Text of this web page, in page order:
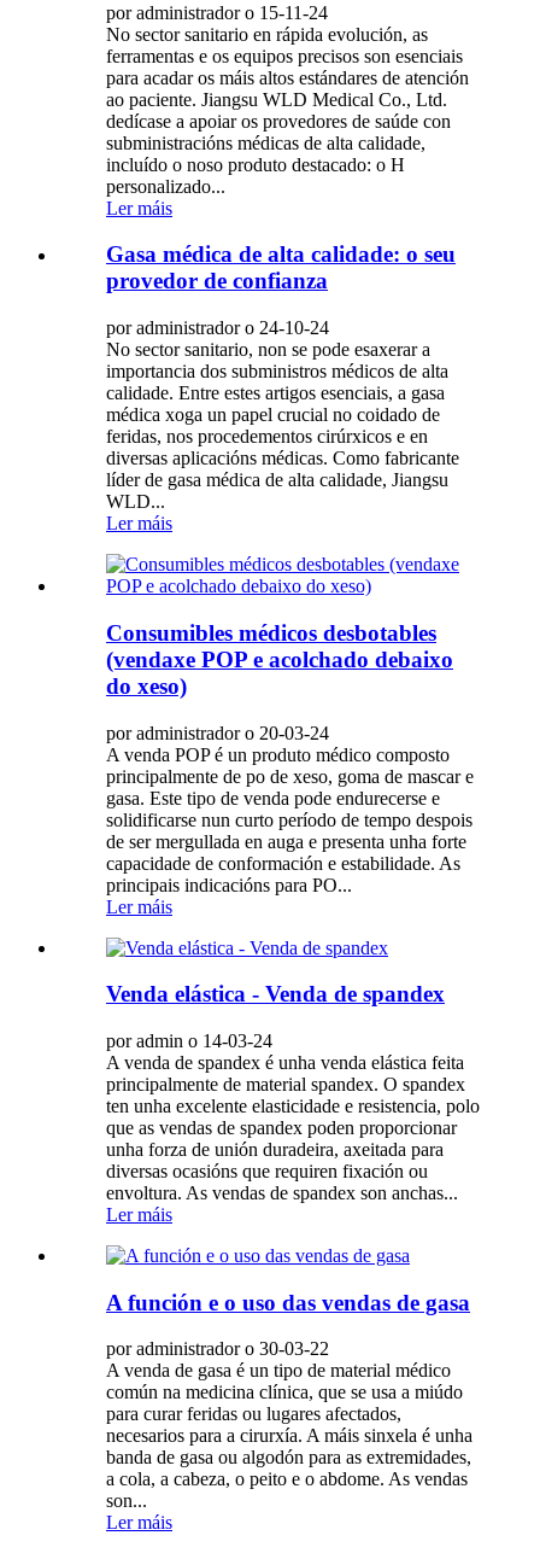
por administrador o 15-11-24
No sector sanitario en rápida evolución, as
ferramentas e os equipos precisos son esenciais
para acadar os máis altos estándares de atención
ao paciente. Jiangsu WLD Medical Co., Ltd.
dedícase a apoiar os provedores de saúde con
subministracións médicas de alta calidade,
incluído o noso produto destacado: o H
personalizado...
Ler máis
Gasa médica de alta calidade: o seu
provedor de confianza
por administrador o 24-10-24
No sector sanitario, non se pode esaxerar a
importancia dos subministros médicos de alta
calidade. Entre estes artigos esenciais, a gasa
médica xoga un papel crucial no coidado de
feridas, nos procedementos cirúrxicos e en
diversas aplicacións médicas. Como fabricante
líder de gasa médica de alta calidade, Jiangsu
WLD...
Ler máis
Consumibles médicos desbotables
(vendaxe POP e acolchado debaixo
do xeso)
por administrador o 20-03-24
A venda POP é un produto médico composto
principalmente de po de xeso, goma de mascar e
gasa. Este tipo de venda pode endurecerse e
solidificarse nun curto período de tempo despois
de ser mergullada en auga e presenta unha forte
capacidade de conformación e estabilidade. As
principais indicacións para PO...
Ler máis
Venda elástica - Venda de spandex
por admin o 14-03-24
A venda de spandex é unha venda elástica feita
principalmente de material spandex. O spandex
ten unha excelente elasticidade e resistencia, polo
que as vendas de spandex poden proporcionar
unha forza de unión duradeira, axeitada para
diversas ocasións que requiren fixación ou
envoltura. As vendas de spandex son anchas...
Ler máis
A función e o uso das vendas de gasa
por administrador o 30-03-22
A venda de gasa é un tipo de material médico
común na medicina clínica, que se usa a miúdo
para curar feridas ou lugares afectados,
necesarios para a cirurxía. A máis sinxela é unha
banda de gasa ou algodón para as extremidades,
a cola, a cabeza, o peito e o abdome. As vendas
son...
Ler máis